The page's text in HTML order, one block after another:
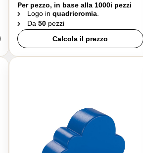
Per pezzo, in base alla 1000i pezzi
Logo in quadricromia.
Da 50pezzi
Calcola il prezzo